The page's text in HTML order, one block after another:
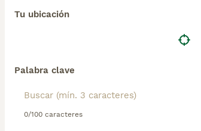
Tu ubicación
Palabra clave
0/100 caracteres